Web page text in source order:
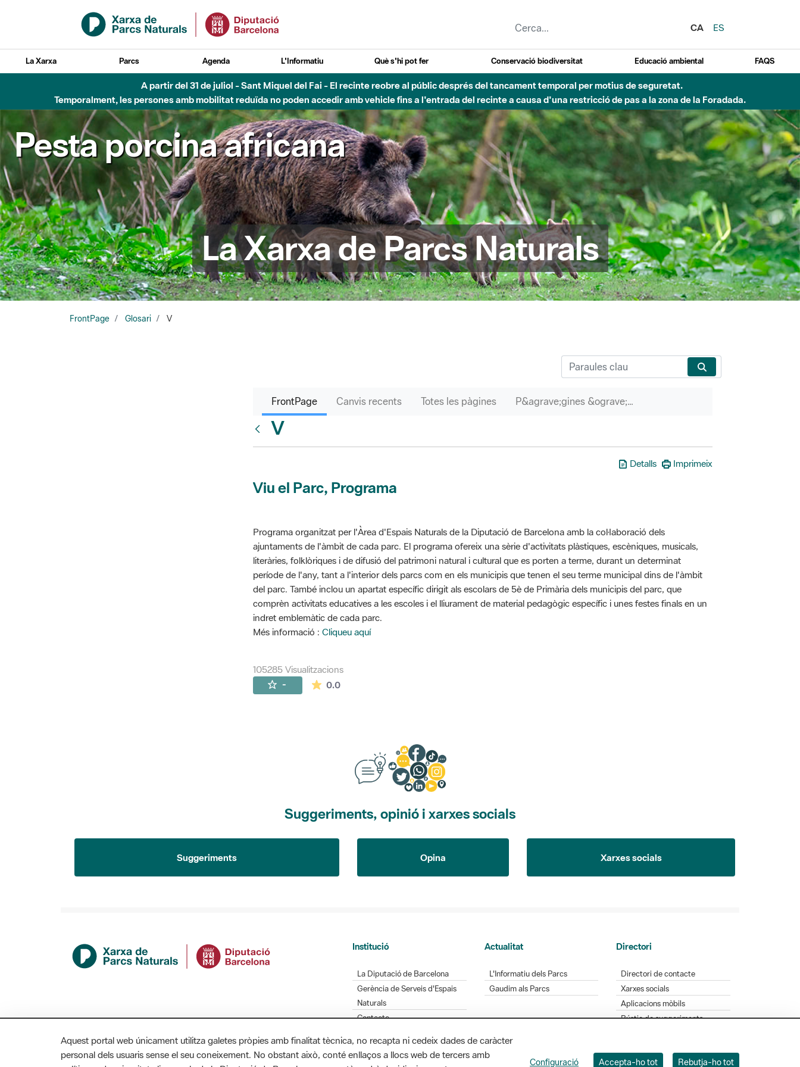
Salta al contingut principal
CA
ES
La Xarxa Parcs Agenda L'Informatiu Què s'hi pot fer Conservació biodiversitat Educació ambiental FAQS
A partir del 31 de juliol - Sant Miquel del Fai - El recinte reobre al públic després del tancament temporal per motius de seguretat.
Temporalment, les persones amb mobilitat reduïda no poden accedir amb vehicle fins a l'entrada del recinte a causa d'una restricció de pas a la zona de la Foradada.
Pesta porcina africana
La Xarxa de Parcs Naturals
FrontPage Glosari V
FrontPage Canvis recents Totes les pàgines P&agrave;gines &ograve;rfenes
V
Detalls Imprimeix
Viu el Parc, Programa
Programa organitzat per l'Àrea d'Espais Naturals de la Diputació de Barcelona amb la col·laboració dels
ajuntaments de l'àmbit de cada parc. El programa ofereix una sèrie d'activitats plàstiques, escèniques, musicals,
literàries, folklòriques i de difusió del patrimoni natural i cultural que es porten a terme, durant un determinat
període de l'any, tant a l'interior dels parcs com en els municipis que tenen el seu terme municipal dins de l'àmbit
del parc. També inclou un apartat específic dirigit als escolars de 5è de Primària dels municipis del parc, que
comprèn activitats educatives a les escoles i el lliurament de material pedagògic específic i unes festes finals en un
indret emblemàtic de cada parc.
Més informació : Cliqueu aquí
105285 Visualitzacions
- 0.0La mitjana de les valoracions és de 0 estrelles de 5.
Suggeriments, opinió i xarxes socials
Suggeriments Opina Xarxes socials
Institució
La Diputació de Barcelona
Gerència de Serveis d'Espais
Naturals
Contacte
Actualitat
L'Informatiu dels Parcs
Gaudim als Parcs
Directori
Directori de contacte
Xarxes socials
Aplicacions mòbils
Bústia de suggeriments
Aquest portal web únicament utilitza galetes pròpies amb finalitat tècnica, no recapta ni cedeix dades de caràcter
personal dels usuaris sense el seu coneixement. No obstant això, conté enllaços a llocs web de tercers amb
Configuració Accepta-ho tot Rebutja-ho tot